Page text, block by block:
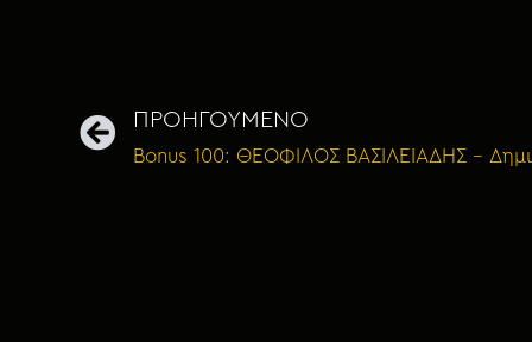
ΠΡΟΗΓΟΥΜΕΝΟ